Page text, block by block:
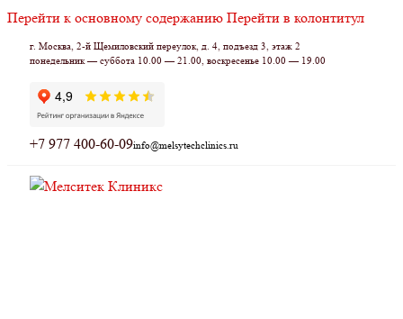
Перейти к основному содержанию Перейти в колонтитул
г. Москва, 2-й Щемиловский переулок, д. 4, подъезд 3, этаж 2
понедельник — суббота 10.00 — 21.00, воскресенье 10.00 — 19.00
+7 977 400-60-09info@melsytechclinics.ru